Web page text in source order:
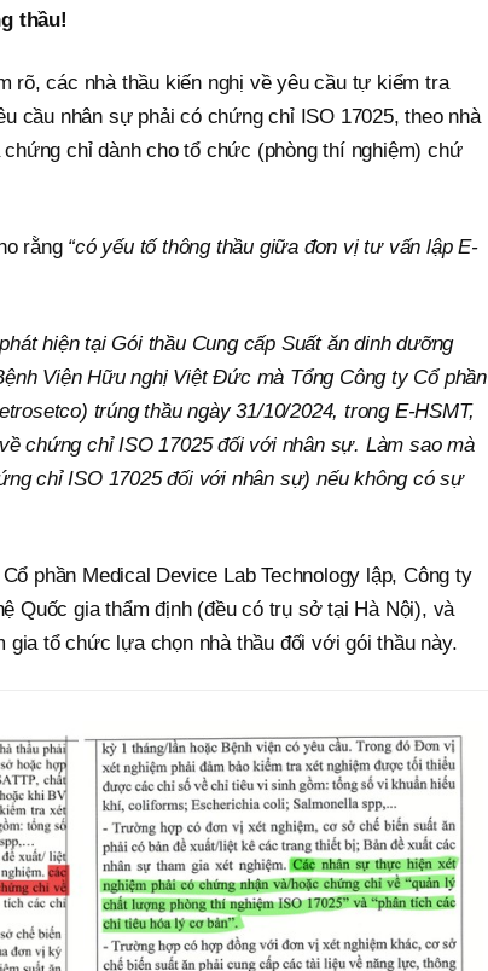
thầu!
rõ, các nhà thầu kiến nghị về yêu cầu tự kiểm tra
cầu nhân sự phải có chứng chỉ ISO 17025, theo nhà
chỉ dành cho tổ chức (phòng thí nghiệm) chứ
rằng“có yếu tố thông thầu giữa đơn vị tư vấn lập E-
hiện tại Gói thầu Cung cấp Suất ăn dinh dưỡng
Viện Hữu nghị Việt Đức mà Tổng Công ty Cổ phần
trúng thầu ngày 31/10/2024, trong E-HSMT,
chứng chỉ ISO 17025 đối với nhân sự. Làm sao mà
chỉ ISO 17025 đối với nhân sự) nếu không có sự
phần Medical Device Lab Technology lập, Công ty
Quốc gia thẩm định (đều có trụ sở tại Hà Nội), và
gia tổ chức lựa chọn nhà thầu đối với gói thầu này.